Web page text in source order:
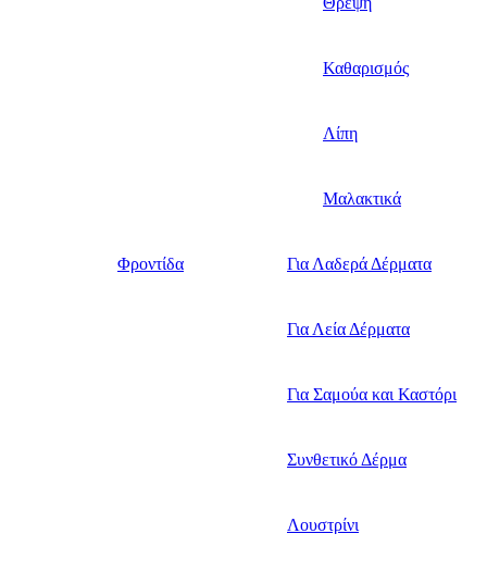
Καθαρισμός
Λίπη
Μαλακτικά
Φροντίδα Για Λαδερά Δέρματα
Για Λεία Δέρματα
Για Σαμούα και Καστόρι
Συνθετικό Δέρμα
Λουστρίνι